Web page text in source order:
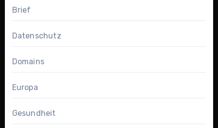
Brief
Datenschutz
Domains
Europa
Gesundheit